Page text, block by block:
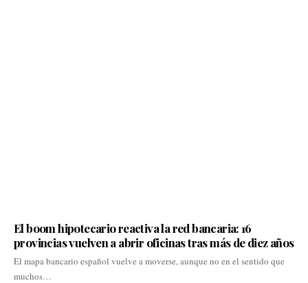
El boom hipotecario reactiva la red bancaria: 16
provincias vuelven a abrir oficinas tras más de diez años
El mapa bancario español vuelve a moverse, aunque no en el sentido que
muchos…